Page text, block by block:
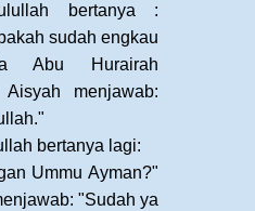
bertanya :
sudah engkau
Abu Hurairah
menjawab:
bertanya lagi:
Ummu Ayman?"
"Sudah ya